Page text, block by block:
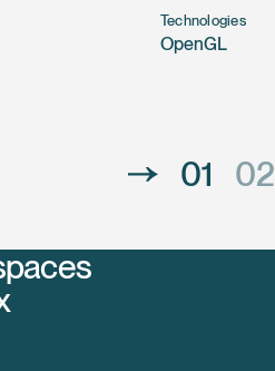
Technologies
OpenGL
01 02